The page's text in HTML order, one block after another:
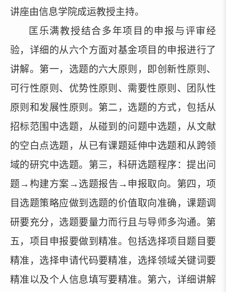
讲座由信息学院成运教授主持。
匡乐满教授结合多年项目的申报与评审经
验，详细的从六个方面对基金项目的申报进行了
讲解。第一，选题的六大原则，即创新性原则、
可行性原则、优势性原则、需要性原则、团队性
原则和发展性原则。第二，选题的方式，包括从
招标范围中选题，从碰到的问题中选题，从文献
的空白点选题，从已有课题延伸中选题和从跨领
域的研究中选题。第三，科研选题程序：提出问
题→构建方案→选题报告→申报取向。第四，项
目选题策略应做到选题的价值取向准确，课题调
研要充分，选题要量力而行且与导师多沟通。第
五，项目申报要做到精准。包括选择项目题目要
精准，选择申请代码要精准，选择领域关键词要
精准以及个人信息填写要精准。第六，详细讲解